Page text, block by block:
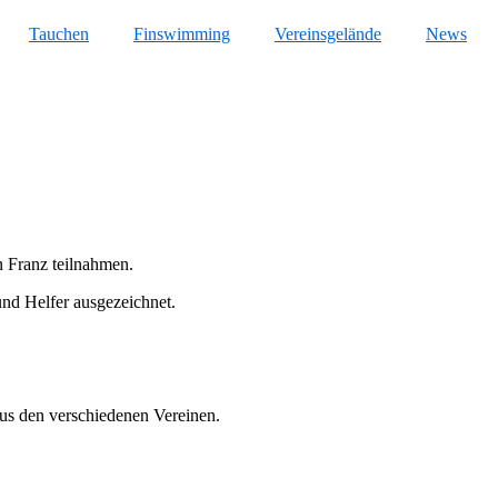
Tauchen Finswimming Vereinsgelände News
teilnahmen.
Helfer ausgezeichnet.
den verschiedenen Vereinen.